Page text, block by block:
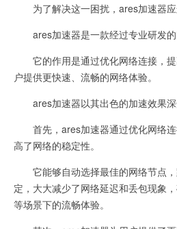
为了解决这一困扰，ares加速器应
ares加速器是一款经过专业研发的
它的作用是通过优化网络连接，提
户提供更快速、流畅的网络体验。
ares加速器以其出色的加速效果深
首先，ares加速器通过优化网络连
高了网络的稳定性。
它能够自动选择最佳的网络节点，
定，大大减少了网络延迟和丢包现象
等场景下的流畅体验。